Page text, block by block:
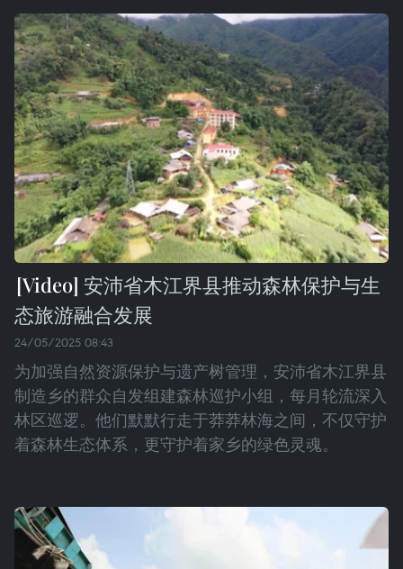
安沛省木江界县推动森林保护与生
态旅游融合发展
24/05/2025 08:43
为加强自然资源保护与遗产树管理，安沛省木江界县
制造乡的群众自发组建森林巡护小组，每月轮流深入
林区巡逻。他们默默行走于莽莽林海之间，不仅守护
着森林生态体系，更守护着家乡的绿色灵魂。